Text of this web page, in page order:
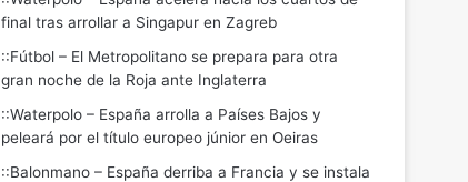
final tras arrollar a Singapur en Zagreb
::Fútbol – El Metropolitano se prepara para otra
gran noche de la Roja ante Inglaterra
::Waterpolo – España arrolla a Países Bajos y
peleará por el título europeo júnior en Oeiras
::Balonmano – España derriba a Francia y se instala